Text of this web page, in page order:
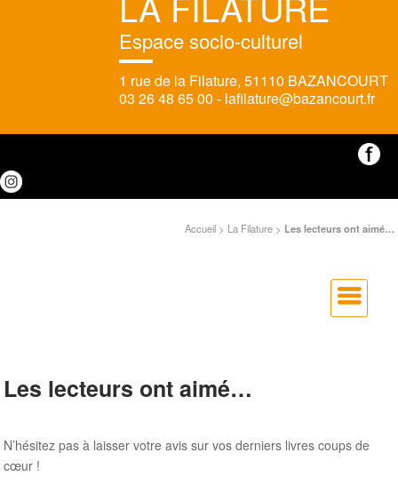
Espace socio-culturel
1 rue de la Filature, 51110 BAZANCOURT
03 26 48 65 00 - lafilature@bazancourt.fr
Accueil> La Filature> Les lecteurs ont aimé…
Les lecteurs ont aimé…
N’hésitez pas à laisser votre avis sur vos derniers livres coups de
cœur !